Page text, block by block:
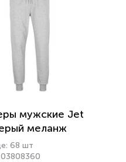
мужские Jet
меланж
68 шт
03808360